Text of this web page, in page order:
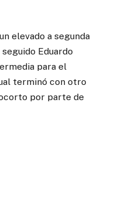
elevado a segunda
Eduardo
para el
terminó con otro
por parte de